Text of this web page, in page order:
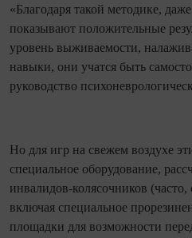
«Благодаря такой методике,
показывают положительные
уровень выживаемости,
навыки, они учатся быть
руководство психоневрологиче
Но для игр на свежем воздухе
специальное оборудование,
инвалидов-колясочников
включая специальное
площадки для возможности